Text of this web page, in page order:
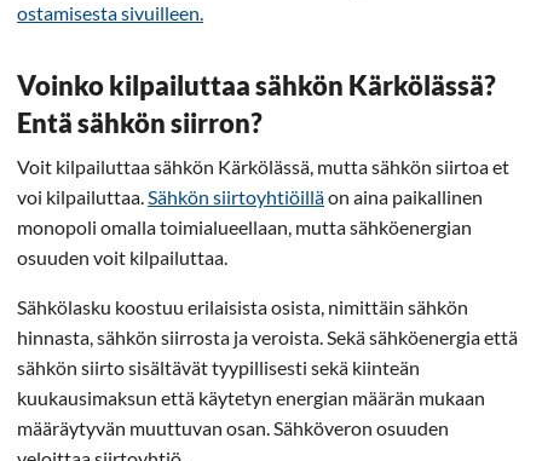
ostamisesta sivuilleen.
Voinko kilpailuttaa sähkön Kärkölässä?
Entä sähkön siirron?
Voit kilpailuttaa sähkön Kärkölässä, mutta sähkön siirtoa et
voi kilpailuttaa.Sähkön siirtoyhtiöilläon aina paikallinen
monopoli omalla toimialueellaan, mutta sähköenergian
osuuden voit kilpailuttaa.
Sähkölasku koostuu erilaisista osista, nimittäin sähkön
hinnasta, sähkön siirrosta ja veroista. Sekä sähköenergia että
sähkön siirto sisältävät tyypillisesti sekä kiinteän
kuukausimaksun että käytetyn energian määrän mukaan
määräytyvän muuttuvan osan. Sähköveron osuuden